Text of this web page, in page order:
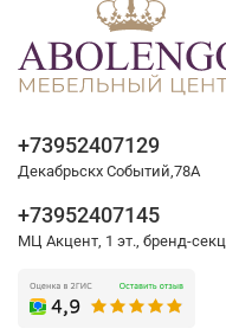
+73952407129
Декабрьскх Событий,78А
+73952407145
МЦ Акцент, 1 эт., бренд-